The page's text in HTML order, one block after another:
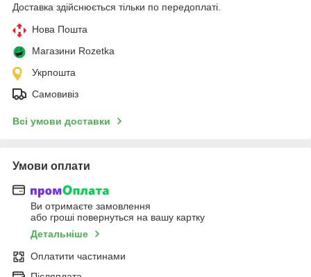
Доставка здійснюється тільки по передоплаті.
Нова Пошта
Магазини Rozetka
Укрпошта
Самовивіз
Всі умови доставки
Умови оплати
Ви отримаєте замовлення
або гроші повернуться на вашу картку
Детальніше
Оплатити частинами